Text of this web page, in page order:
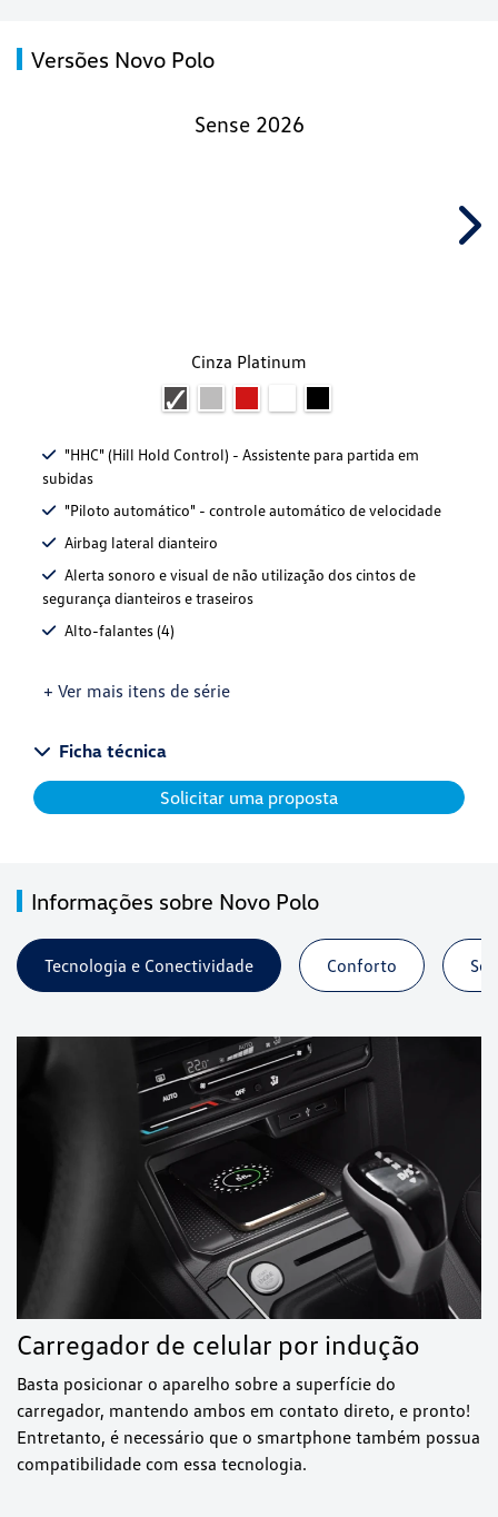
Versões Novo Polo
Sense 2026
Cinza Platinum
"HHC" (Hill Hold Control) - Assistente para partida em
subidas
"Piloto automático" - controle automático de velocidade
Airbag lateral dianteiro
Alerta sonoro e visual de não utilização dos cintos de
segurança dianteiros e traseiros
Alto-falantes (4)
+ Ver mais itens de série
Ficha técnica
Solicitar uma proposta
Informações sobre Novo Polo
Tecnologia e Conectividade Conforto
Carregador de celular por indução
Basta posicionar o aparelho sobre a superfície do
carregador, mantendo ambos em contato direto, e pronto!
Entretanto, é necessário que o smartphone também possua
compatibilidade com essa tecnologia.